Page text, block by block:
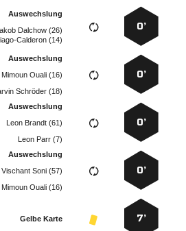
0’
Auswechslung
 

0’
Auswechslung
  
 
0’
Auswechslung
  
  
0’
Auswechslung
  
  
7’
Gelbe Karte